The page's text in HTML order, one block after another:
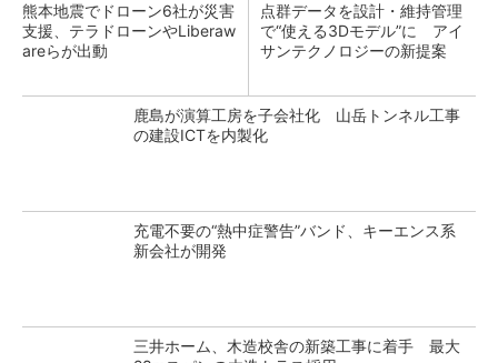
熊本地震でドローン6社が災害
支援、テラドローンやLiberaw
areらが出動
点群データを設計・維持管理
で“使える3Dモデル”に アイ
サンテクノロジーの新提案
鹿島が演算工房を子会社化 山岳トンネル工事
の建設ICTを内製化
充電不要の“熱中症警告”バンド、キーエンス系
新会社が開発
三井ホーム、木造校舎の新築工事に着手 最大